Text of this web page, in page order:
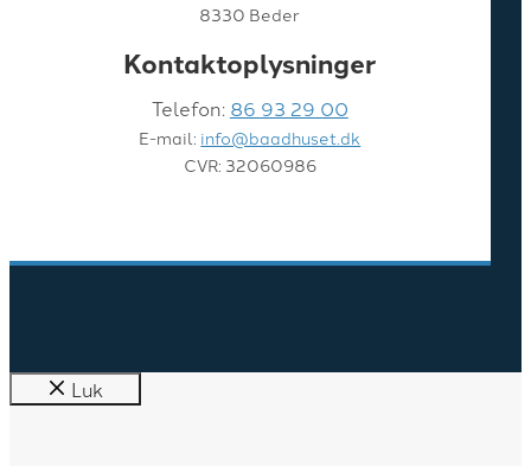
8330 Beder
Kontaktoplysninger
Telefon: 86 93 29 00
E-mail: info@baadhuset.dk
CVR: 32060986
Luk